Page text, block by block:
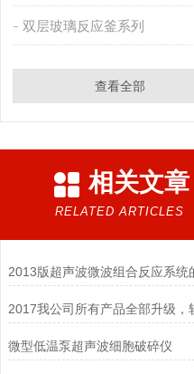
双层玻璃反应釜系列
查看全部
相关文章
RELATED ARTICLES
微型低温泵超声波细胞破碎仪